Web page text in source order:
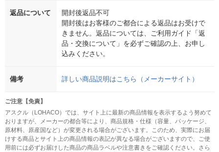
返品について
開封後返品不可
開封後はお客様のご都合による返品はお受けで
きません。返品については、ご利用ガイド「返
品・交換について」を必ずご確認の上、お申し
込みください。
備考 詳しい商品説明はこちら（メーカーサイト）
ご注意【免責】
アスクル（LOHACO）では、サイト上に最新の商品情報を表示するよう努めて
おりますが、メーカーの都合等により、商品規格・仕様（容量、パッケージ、
原材料、原産国など）が変更される場合がございます。このため、実際にお届
けする商品とサイト上の商品情報の表記が異なる場合がございますので、ご使
用前には必ずお届けした商品の商品ラベルや注意書きをご確認ください。さら